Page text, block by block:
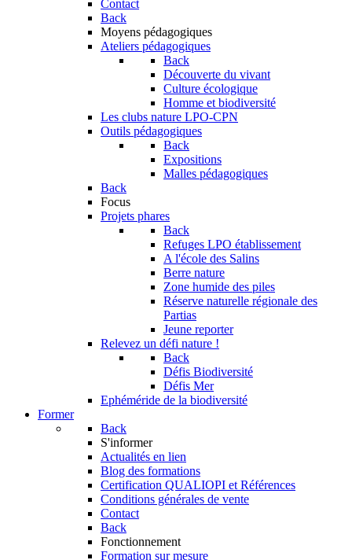
Contact
Back
Moyens pédagogiques
Ateliers pédagogiques
Back
Découverte du vivant
Culture écologique
Homme et biodiversité
Les clubs nature LPO-CPN
Outils pédagogiques
Back
Expositions
Malles pédagogiques
Back
Focus
Projets phares
Back
Refuges LPO établissement
A l'école des Salins
Berre nature
Zone humide des piles
Réserve naturelle régionale des
Partias
Jeune reporter
Relevez un défi nature !
Back
Défis Biodiversité
Défis Mer
Ephéméride de la biodiversité
Former
Back
S'informer
Actualités en lien
Blog des formations
Certification QUALIOPI et Références
Conditions générales de vente
Contact
Back
Fonctionnement
Formation sur mesure